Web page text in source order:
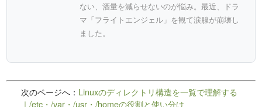
ない、酒量を減らせないのが悩み。最近、ドラ
マ「フライトエンジェル」を観て涙腺が崩壊し
ました。
次のページへ： Linuxのディレクトリ構造を一覧で理解する
｜/etc・/var・/usr・/homeの役割と使い分け